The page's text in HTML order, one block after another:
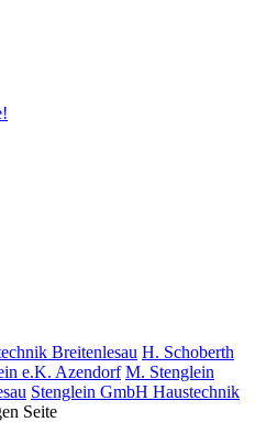
Breitenlesau H. Schoberth
e.K. Azendorf M. Stenglein
Stenglein GmbH Haustechnik
Seite